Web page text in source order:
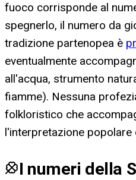
fuoco corrisponde al
spegnerlo, il numero da
tradizione partenopea è
eventualmente
all'acqua, strumento
fiamme). Nessuna
folkloristico che
l'interpretazione popolare
I numeri della